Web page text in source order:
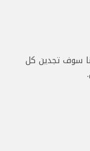
سوف تجدين كل